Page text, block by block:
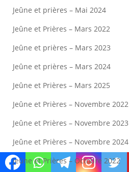
Jeûne et prières – Mai 2024
Jeûne et Prières – Mars 2022
Jeûne et prières – Mars 2023
Jeûne et prières – Mars 2024
Jeûne et Prières – Mars 2025
Jeûne et Prières – Novembre 2022
Jeûne et Prières – Novembre 2023
Jeûne et Prières – Novembre 2024
Jeûne et Prières – Octobre 2022